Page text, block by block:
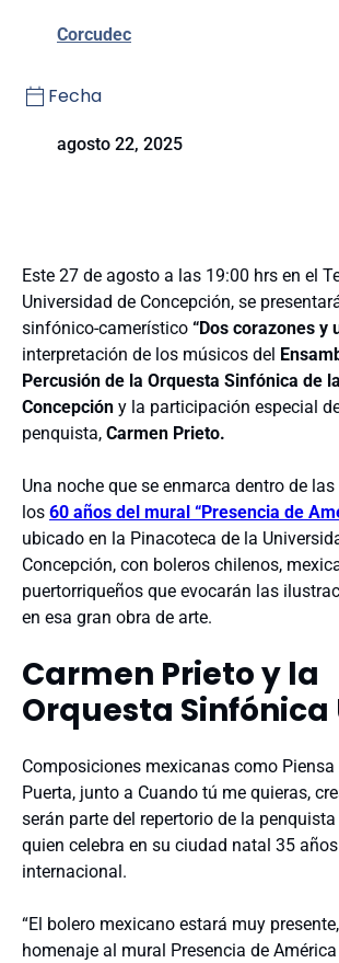
Corcudec
Fecha
agosto 22, 2025
Este 27 de agosto a las 19:00 hrs en el
Universidad de Concepción, se
sinfónico-camerístico “Dos corazones y
interpretación de los músicos del
Percusión de la Orquesta Sinfónica de
Concepción y la participación especial
penquista, Carmen Prieto.
Una noche que se enmarca dentro de
los 60 años del mural “Presencia de
ubicado en la Pinacoteca de la
Concepción, con boleros chilenos,
puertorriqueños que evocarán las
en esa gran obra de arte.
Carmen Prieto y la
Orquesta Sinfónica
Composiciones mexicanas como Piensa
Puerta, junto a Cuando tú me quieras,
serán parte del repertorio de la
quien celebra en su ciudad natal 35
internacional.
“El bolero mexicano estará muy
homenaje al mural Presencia de